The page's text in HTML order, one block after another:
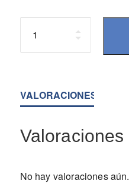
VALORACIONES (0)
Valoraciones
No hay valoraciones aún.